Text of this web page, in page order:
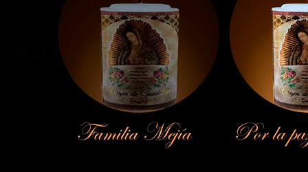
Vela encendida